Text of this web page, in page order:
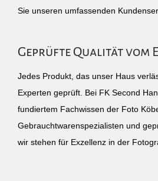
Sie unseren umfassenden
Geprüfte Qualität vom
Jedes Produkt, das unser Haus
Experten geprüft. Bei FK Second
fundiertem Fachwissen der Foto
Gebrauchtwarenspezialisten und
wir stehen für Exzellenz in der